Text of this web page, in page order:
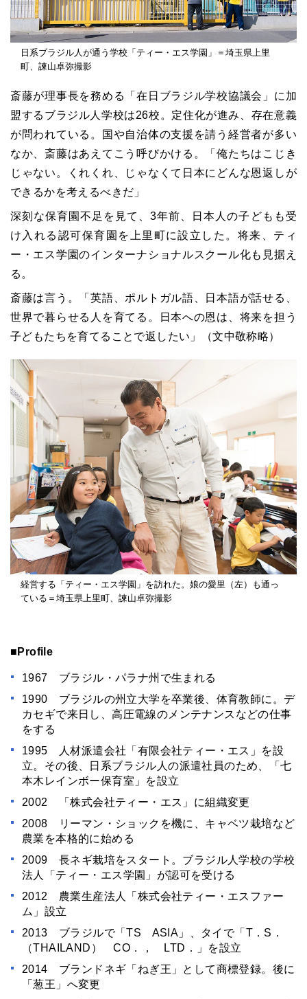
日系ブラジル人が通う学校「ティー・エス学園」＝埼玉県上里
町、諫山卓弥撮影
斎藤が理事長を務める「在日ブラジル学校協議会」に加
盟するブラジル人学校は26校。定住化が進み、存在意義
が問われている。国や自治体の支援を請う経営者が多い
なか、斎藤はあえてこう呼びかける。「俺たちはこじき
じゃない。くれくれ、じゃなくて日本にどんな恩返しが
できるかを考えるべきだ」
深刻な保育園不足を見て、3年前、日本人の子どもも受
け入れる認可保育園を上里町に設立した。将来、ティ
ー・エス学園のインターナショナルスクール化も見据え
る。
斎藤は言う。「英語、ポルトガル語、日本語が話せる、
世界で暮らせる人を育てる。日本への恩は、将来を担う
子どもたちを育てることで返したい」（文中敬称略）
経営する「ティー・エス学園」を訪れた。娘の愛里（左）も通っ
ている＝埼玉県上里町、諫山卓弥撮影
■Profile
1967 ブラジル・パラナ州で生まれる
1990 ブラジルの州立大学を卒業後、体育教師に。デ
カセギで来日し、高圧電線のメンテナンスなどの仕事
をする
1995 人材派遣会社「有限会社ティー・エス」を設
立。その後、日系ブラジル人の派遣社員のため、「七
本木レインボー保育室」を設立
2002 「株式会社ティー・エス」に組織変更
2008 リーマン・ショックを機に、キャベツ栽培など
農業を本格的に始める
2009 長ネギ栽培をスタート。ブラジル人学校の学校
法人「ティー・エス学園」が認可を受ける
2012 農業生産法人「株式会社ティー・エスファー
ム」設立
2013 ブラジルで「TS ASIA」、タイで「T．S．
（THAILAND） CO．， LTD．」を設立
2014 ブランドネギ「ねぎ王」として商標登録。後に
「葱王」へ変更